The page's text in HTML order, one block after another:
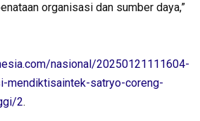
organisasi dan sumber daya,”
nasional/20250121111604-
mendiktisaintek-satryo-coreng-
2.